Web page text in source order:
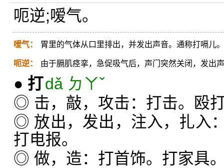
呃逆;嗳气。
嗳气： 胃里的气体从口里排出，并发出声音。通称打嗝儿。
呃逆： 由于膈肌痉挛，急促吸气后，声门突然关闭，发出
● 打dǎ ㄉㄚˇ
◎ 击，敲，攻击：打击。殴
◎ 放出，发出，注入，扎入
打电报。
◎ 做，造：打首饰。打家具